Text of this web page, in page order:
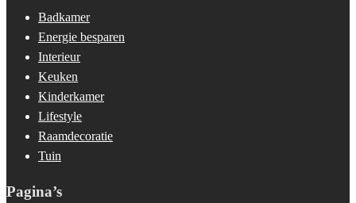
Badkamer
Energie besparen
Interieur
Keuken
Kinderkamer
Lifestyle
Raamdecoratie
Tuin
Pagina’s